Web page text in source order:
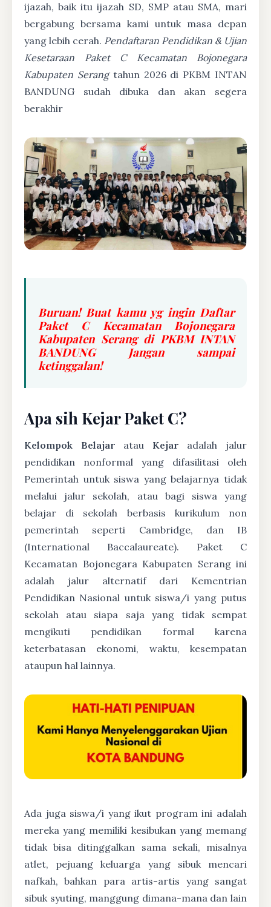
ijazah, baik itu ijazah SD, SMP atau SMA, mari
bergabung bersama kami untuk masa depan
yang lebih cerah. Pendaftaran Pendidikan & Ujian
Kesetaraan Paket C Kecamatan Bojonegara
Kabupaten Serangtahun 2026 di PKBM INTAN
BANDUNG sudah dibuka dan akan segera
berakhir
Buruan! Buat kamu yg ingin Daftar
Paket C Kecamatan Bojonegara
Kabupaten Serang di PKBM INTAN
BANDUNG Jangan sampai
ketinggalan!
Apa sih Kejar Paket C?
Kelompok Belajar atau Kejar adalah jalur
pendidikan nonformal yang difasilitasi oleh
Pemerintah untuk siswa yang belajarnya tidak
melalui jalur sekolah, atau bagi siswa yang
belajar di sekolah berbasis kurikulum non
pemerintah seperti Cambridge, dan IB
(International Baccalaureate). Paket C
Kecamatan Bojonegara Kabupaten Serang ini
adalah jalur alternatif dari Kementrian
Pendidikan Nasional untuk siswa/i yang putus
sekolah atau siapa saja yang tidak sempat
mengikuti pendidikan formal karena
keterbatasan ekonomi, waktu, kesempatan
ataupun hal lainnya.
Ada juga siswa/i yang ikut program ini adalah
mereka yang memiliki kesibukan yang memang
tidak bisa ditinggalkan sama sekali, misalnya
atlet, pejuang keluarga yang sibuk mencari
nafkah, bahkan para artis-artis yang sangat
sibuk syuting, manggung dimana-mana dan lain